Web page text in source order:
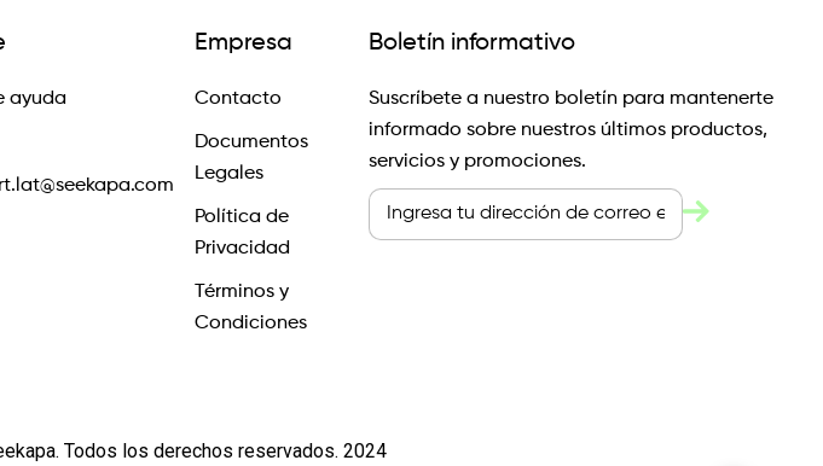
ayuda
Empresa
Contacto
Documentos
Legales
Política de
Privacidad
Términos y
Condiciones
Boletín informativo
Suscríbete a nuestro boletín para mantenerte
informado sobre nuestros últimos productos,
servicios y promociones.
Todos los derechos reservados. 2024